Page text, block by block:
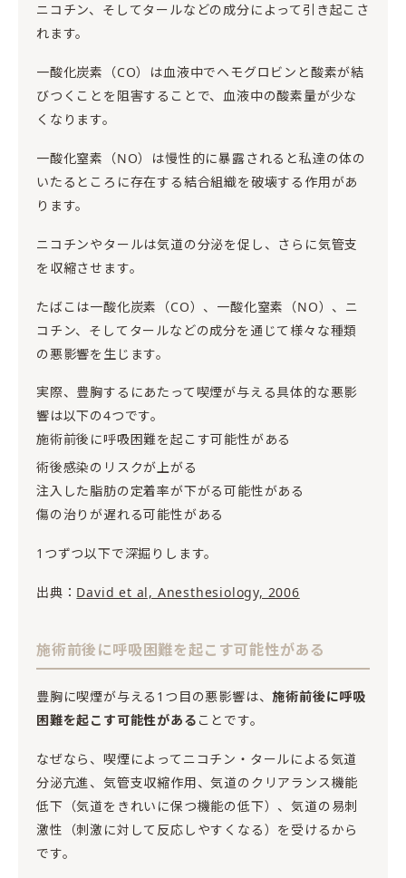
ニコチン、そしてタールなどの成分によって引き起こさ
れます。
一酸化炭素（CO）は血液中でヘモグロビンと酸素が結
びつくことを阻害することで、血液中の酸素量が少な
くなります。
一酸化窒素（NO）は慢性的に暴露されると私達の体の
いたるところに存在する結合組織を破壊する作用があ
ります。
ニコチンやタールは気道の分泌を促し、さらに気管支
を収縮させます。
たばこは一酸化炭素（CO）、一酸化窒素（NO）、ニ
コチン、そしてタールなどの成分を通じて様々な種類
の悪影響を生じます。
実際、豊胸するにあたって喫煙が与える具体的な悪影
響は以下の4つです。
施術前後に呼吸困難を起こす可能性がある
術後感染のリスクが上がる
注入した脂肪の定着率が下がる可能性がある
傷の治りが遅れる可能性がある
1つずつ以下で深掘りします。
出典： David et al, Anesthesiology, 2006
施術前後に呼吸困難を起こす可能性がある
豊胸に喫煙が与える1つ目の悪影響は、施術前後に呼吸
困難を起こす可能性がある ことです。
なぜなら、喫煙によってニコチン・タールによる気道
分泌亢進、気管支収縮作用、気道のクリアランス機能
低下（気道をきれいに保つ機能の低下）、気道の易刺
激性（刺激に対して反応しやすくなる）を受けるから
です。